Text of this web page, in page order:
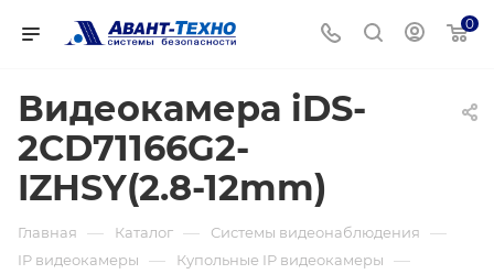
0
Видеокамера iDS-
2CD71166G2-
IZHSY(2.8-12mm)
Главная — Каталог — Системы видеонаблюдения —
IP видеокамеры — Купольные IP видеокамеры —